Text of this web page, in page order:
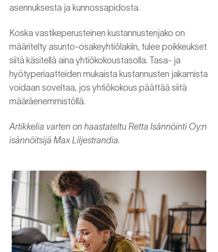
asennuksesta ja kunnossapidosta.
Koska vastikeperusteinen kustannustenjako on
määritelty asunto-osakeyhtiölakiin, tulee poikkeukset
siitä käsitellä aina yhtiökokoustasolla. Tasa- ja
hyötyperiaatteiden mukaista kustannusten jakamista
voidaan soveltaa, jos yhtiökokous päättää siitä
määräenemmistöllä.
Artikkelia varten on haastateltu Retta Isännöinti Oy:n
isännöitsijä Max Liljestrandia.